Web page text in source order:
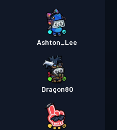
Ashton_Lee
Dragon80